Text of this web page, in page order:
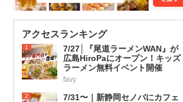
アクセスランキング
1
7/27│『尾道ラーメンWAN』が
広島HiroPaにオープン！キッズ
ラーメン無料イベント開催
favy
2
7/31〜｜新静岡セノバにカフェ